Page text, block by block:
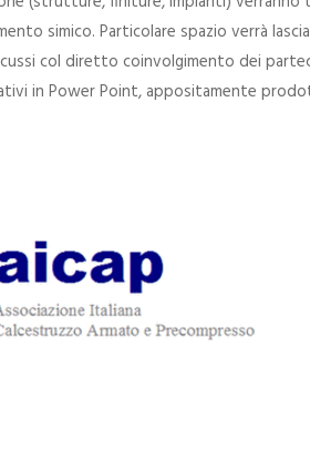
simico. Particolare spazio verrà
col diretto coinvolgimento dei
in Power Point, appositamente